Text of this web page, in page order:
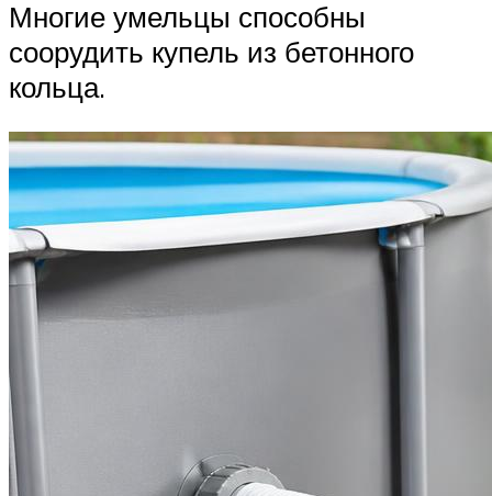
Многие умельцы способны
соорудить купель из бетонного
кольца.